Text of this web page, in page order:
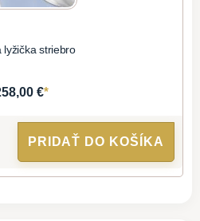
lyžička striebro
€*
PRIDAŤ DO KOŠÍKA